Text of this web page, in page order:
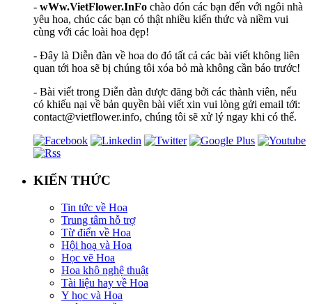
- wWw.VietFlower.InFo chào đón các bạn đến với ngôi nhà
yêu hoa, chúc các bạn có thật nhiều kiến thức và niềm vui
cùng với các loài hoa đẹp!
- Đây là Diễn đàn về hoa do đó tất cả các bài viết không liên
quan tới hoa sẽ bị chúng tôi xóa bỏ mà không cần báo trước!
- Bài viết trong Diễn đàn được đăng bởi các thành viên, nếu
có khiếu nại về bản quyền bài viết xin vui lòng gửi email tới:
contact@vietflower.info, chúng tôi sẽ xử lý ngay khi có thể.
KIẾN THỨC
Tin tức về Hoa
Trung tâm hỗ trợ
Từ điển về Hoa
Hội hoạ và Hoa
Học vẽ Hoa
Hoa khô nghệ thuật
Tài liệu hay về Hoa
Y học và Hoa